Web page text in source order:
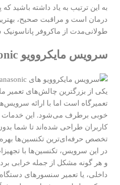
به این ترتیب به یاد داشته باشید
درمان است و مراقبت صحیح،
طولانی‌مدت از ماکروفر پاناسونیک
سرویس مایکروویو Panasonic در محل
یکی از بزرگترین چالش‌های تعمیر
تعمیرگاه است اما با ارائه
خوبی برطرف می‌شود. این خدمات
کاربران طراحی شده‌اند تا شما
تخصص حرفه‌ای‌ترین تکنسین‌ها
در این سرویس، تکنسین‌ها با
و هر گونه مشکل از جمله خرابی
داخلی، یا تعمیر سنسورهای